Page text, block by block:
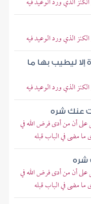
الذي ورد الوعيد فيه
إلا ليطيب بها ما
الذي ورد الوعيد فيه
عنك شره
على أن من أدى فرض الله في
ما مضى في الباب قبله
شره
على أن من أدى فرض الله في
ما مضى في الباب قبله